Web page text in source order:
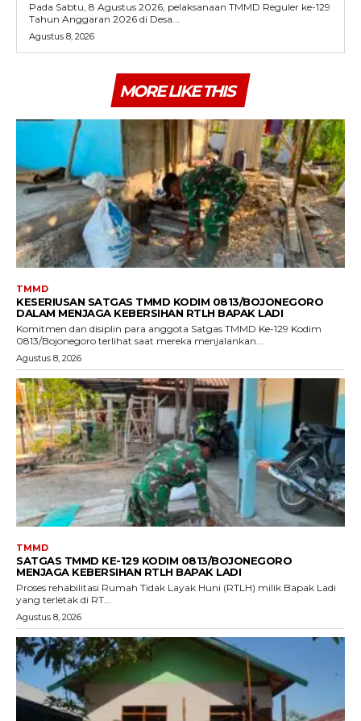
Pada Sabtu, 8 Agustus 2026, pelaksanaan TMMD Reguler ke-129
Tahun Anggaran 2026 di Desa...
Agustus 8, 2026
MORE LIKE THIS
TMMD
KESERIUSAN SATGAS TMMD KODIM 0813/BOJONEGORO
DALAM MENJAGA KEBERSIHAN RTLH BAPAK LADI
Komitmen dan disiplin para anggota Satgas TMMD Ke-129 Kodim
0813/Bojonegoro terlihat saat mereka menjalankan...
Agustus 8, 2026
TMMD
SATGAS TMMD KE-129 KODIM 0813/BOJONEGORO
MENJAGA KEBERSIHAN RTLH BAPAK LADI
Proses rehabilitasi Rumah Tidak Layak Huni (RTLH) milik Bapak Ladi
yang terletak di RT...
Agustus 8, 2026